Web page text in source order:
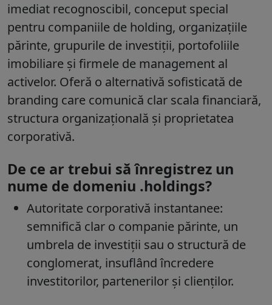
imediat recognoscibil, conceput special
pentru companiile de holding, organizațiile
părinte, grupurile de investiții, portofoliile
imobiliare și firmele de management al
activelor. Oferă o alternativă sofisticată de
branding care comunică clar scala financiară,
structura organizațională și proprietatea
corporativă.
De ce ar trebui să înregistrez un
nume de domeniu .holdings?
Autoritate corporativă instantanee:
semnifică clar o companie părinte, un
umbrela de investiții sau o structură de
conglomerat, insuflând încredere
investitorilor, partenerilor și clienților.